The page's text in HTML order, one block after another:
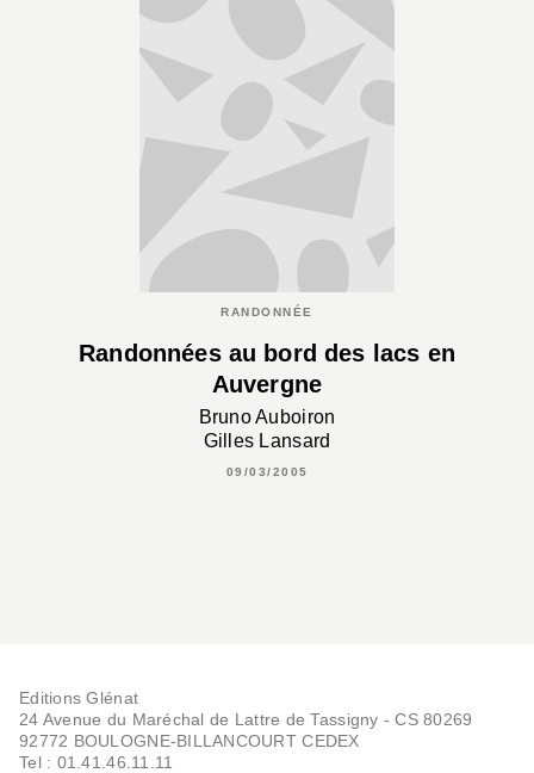
RANDONNÉE
Randonnées au bord des lacs en
Auvergne
Bruno Auboiron
Gilles Lansard
09/03/2005
Editions Glénat
24 Avenue du Maréchal de Lattre de Tassigny - CS 80269
92772 BOULOGNE-BILLANCOURT CEDEX
Tel : 01.41.46.11.11